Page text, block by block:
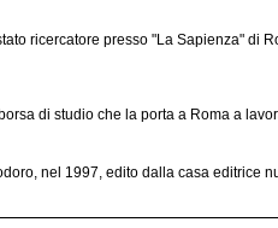
ricercatore presso "La Sapienza" di
di studio che la porta a Roma a
nel 1997, edito dalla casa editrice